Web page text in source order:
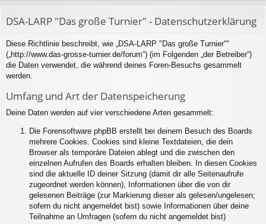
ug
riff
de re
DSA-LARP "Das große Turnier" - Datenschutzerklärung
Diese Richtlinie beschreibt, wie „DSA-LARP "Das große Turnier"“
(„http://www.das-grosse-turnier.de/forum“) (im Folgenden „der Betreiber“)
die Daten verwendet, die während deines Foren-Besuchs gesammelt
werden.
Umfang und Art der Datenspeicherung
Deine Daten werden auf vier verschiedene Arten gesammelt:
Die Forensoftware phpBB erstellt bei deinem Besuch des Boards
mehrere Cookies. Cookies sind kleine Textdateien, die dein
Browser als temporäre Dateien ablegt und die zwischen den
einzelnen Aufrufen des Boards erhalten bleiben. In diesen Cookies
sind die aktuelle ID deiner Sitzung (damit dir alle Seitenaufrufe
zugeordnet werden können), Informationen über die von dir
gelesenen Beiträge (zur Markierung dieser als gelesen/ungelesen;
sofern du nicht angemeldet bist) sowie Informationen über deine
Teilnahme an Umfragen (sofern du nicht angemeldet bist)